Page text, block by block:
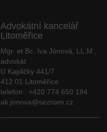
Advokátní kancelář
Litoměřice
Mgr. et Bc. Iva Jónová, LL.M.,
advokát
U Kapličky 441/7
412 01 Litoměřice
telefon: +420 774 650 184
ak.jonova@seznam.cz